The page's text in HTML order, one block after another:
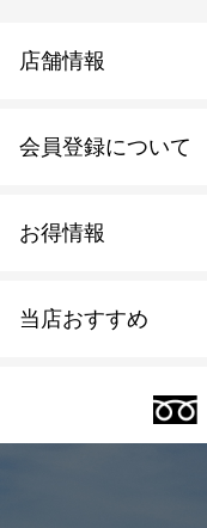
当店おすすめ
式部の香りシリーズ
お得情報
会員登録について
会員規約について
店舗情報